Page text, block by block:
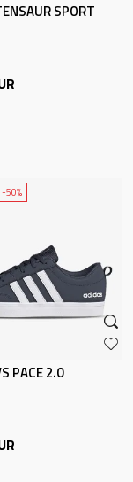
SPORT
-50%
PACE 2.0